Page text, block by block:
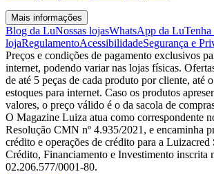
Mais informações
Blog da LuNossas lojasWhatsApp da LuTenha
lojaRegulamentoAcessibilidadeSegurança e
Preços e condições de pagamento exclusivos
internet, podendo variar nas lojas físicas.
de até 5 peças de cada produto por cliente, até
estoques para internet. Caso os produtos
valores, o preço válido é o da sacola de
O Magazine Luiza atua como correspondente
Resolução CMN nº 4.935/2021, e encaminha
crédito e operações de crédito para a Luizacred
Crédito, Financiamento e Investimento inscrita
02.206.577/0001-80.